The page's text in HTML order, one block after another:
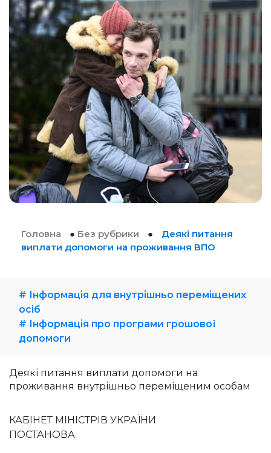
Головна ● Без рубрики ●
Деякі питання
виплати допомоги на проживання ВПО
# Інформація для внутрішньо переміщених
осіб
# Інформація про програми грошової
допомоги
Деякі питання виплати допомоги на
проживання внутрішньо переміщеним особам
КАБІНЕТ МІНІСТРІВ УКРАЇНИ
ПОСТАНОВА